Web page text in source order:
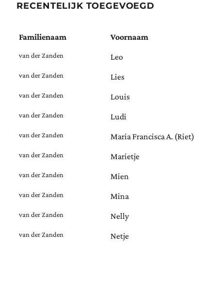
RECENTELIJK TOEGEVOEGD
Familienaam Voornaam
van der Zanden Leo
van der Zanden Lies
van der Zanden Louis
van der Zanden Ludi
van der Zanden Maria Francisca A. (Riet)
van der Zanden Marietje
van der Zanden Mien
van der Zanden Mina
van der Zanden Nelly
van der Zanden Netje